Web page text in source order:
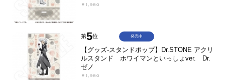
￥1,980
第5位
【グッズ-スタンドポップ】Dr.STONE アクリ
ルスタンド ホワイマンといっしょver. Dr.
ゼノ
￥1,980
発売中